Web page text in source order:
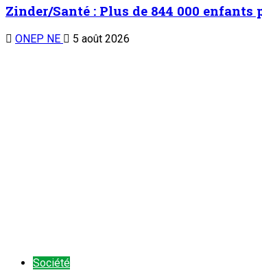
Programme d’inspection et de